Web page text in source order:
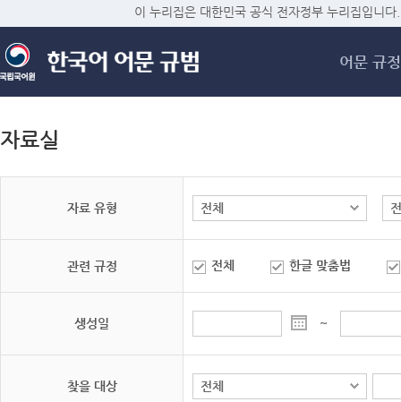
메
이 누리집은 대한민국 공식 전자정부 누리집입니다.
어문 규정
자료실
자료 유형
관련 규정 전체 한글 맞춤법
생성일 ~
찾을 대상